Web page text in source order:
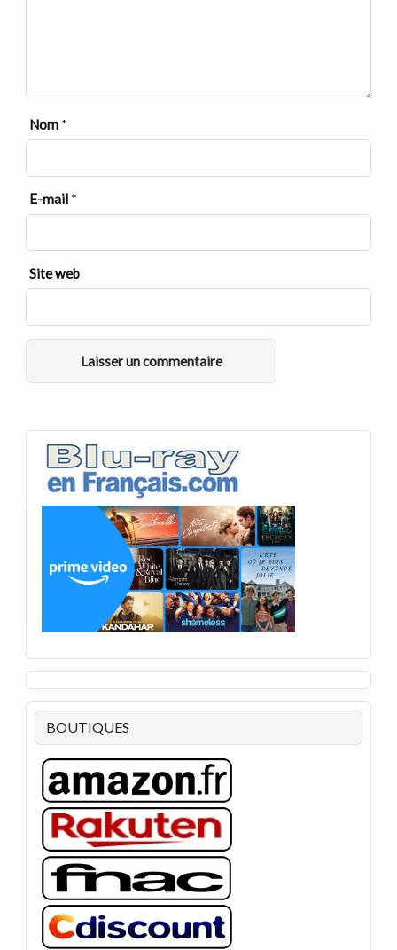
Nom *
E-mail *
Site web
BOUTIQUES